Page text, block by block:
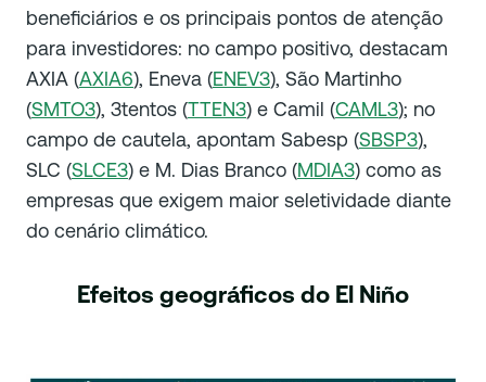
beneficiários e os principais pontos de atenção
para investidores: no campo positivo, destacam
AXIA (AXIA6), Eneva (ENEV3), São Martinho
(SMTO3), 3tentos (TTEN3) e Camil (CAML3); no
campo de cautela, apontam Sabesp (SBSP3),
SLC (SLCE3) e M. Dias Branco (MDIA3) como as
empresas que exigem maior seletividade diante
do cenário climático.
Efeitos geográficos do El Niño